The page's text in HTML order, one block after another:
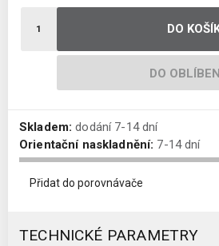
DO
DO
Skladem: dodání 7-14 dní
Orientační naskladnění: 7-14 dní
Přidat do porovnávače
TECHNICKÉ PARAMETRY